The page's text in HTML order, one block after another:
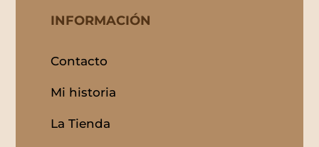
INFORMACIÓN
Contacto
Mi historia
La Tienda